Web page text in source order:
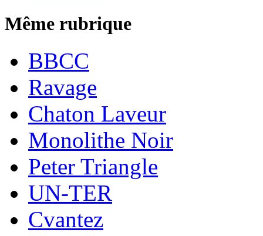
Même rubrique
BBCC
Ravage
Chaton Laveur
Monolithe Noir
Peter Triangle
UN-TER
Cvantez